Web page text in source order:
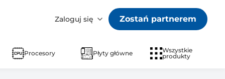
Zaloguj się Zostań partnerem
Procesory Płyty główne
Wszystkie
produkty